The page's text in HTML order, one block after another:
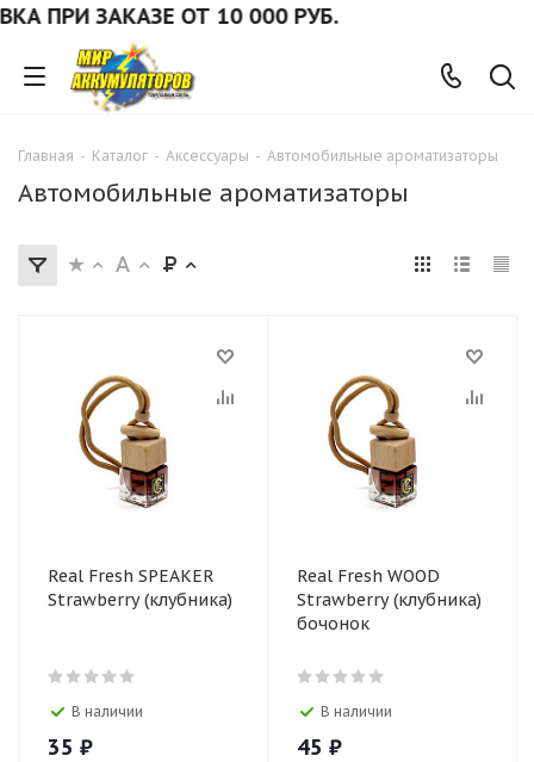
ЗАКАЗЕ ОТ 10 000 РУБ.
Главная - Каталог - Аксессуары - Автомобильные ароматизаторы
Автомобильные ароматизаторы
Real Fresh SPEAKER
Strawberry (клубника)
В наличии
35 ₽
Real Fresh WOOD
Strawberry (клубника)
бочонок
В наличии
45 ₽